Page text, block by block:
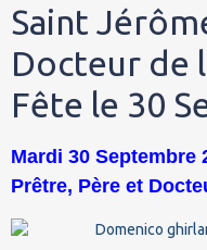
Saint
Docteur de
Fête le 30
Mardi 30 Septembre
Prêtre, Père et